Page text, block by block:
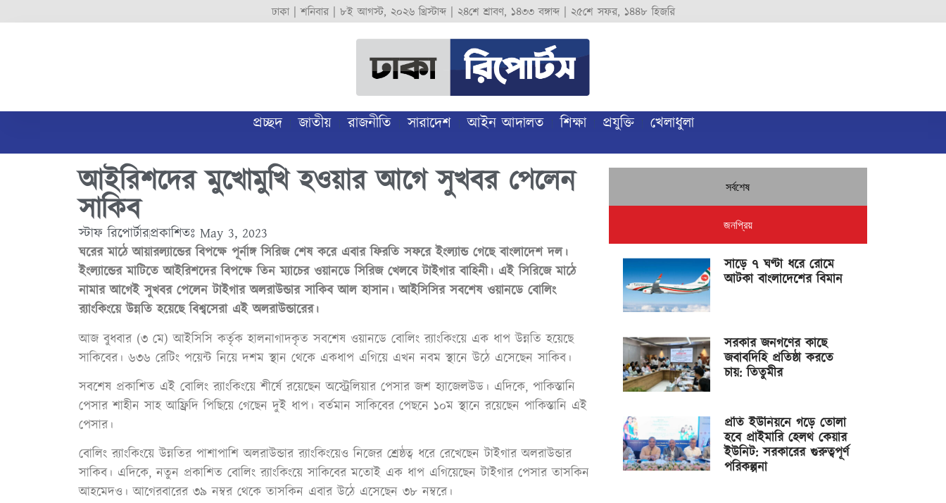
ঢাকা |শনিবার| ৮ই আগস্ট, ২০২৬ খ্রিস্টাব্দ| ২৪শে শ্রাবণ, ১৪৩৩ বঙ্গাব্দ| ২৫শে সফর, ১৪৪৮ হিজরি
প্রচ্ছদ জাতীয় রাজনীতি সারাদেশ আইন আদালত শিক্ষা প্রযুক্তি খেলাধুলা
আইরিশদের মুখোমুখি হওয়ার আগে সুখবর পেলেন
সাকিব
স্টাফ রিপোর্টারপ্রকাশিতঃ May 3, 2023
ঘরের মাঠে আয়ারল্যান্ডের বিপক্ষে পূর্নাঙ্গ সিরিজ শেষ করে এবার ফিরতি সফরে ইংল্যান্ড গেছে বাংলাদেশ দল।
ইংল্যান্ডের মাটিতে আইরিশদের বিপক্ষে তিন ম্যাচের ওয়ানডে সিরিজ খেলবে টাইগার বাহিনী। এই সিরিজে মাঠে
নামার আগেই সুখবর পেলেন টাইগার অলরাউন্ডার সাকিব আল হাসান। আইসিসির সবশেষ ওয়ানডে বোলিং
র‍্যাংকিংয়ে উন্নতি হয়েছে বিশ্বসেরা এই অলরাউন্ডারের।
আজ বুধবার (৩ মে) আইসিসি কর্তৃক হালনাগাদকৃত সবশেষ ওয়ানডে বোলিং র‍্যাংকিংয়ে এক ধাপ উন্নতি হয়েছে
সাকিবের। ৬৩৬ রেটিং পয়েন্ট নিয়ে দশম স্থান থেকে একধাপ এগিয়ে এখন নবম স্থানে উঠে এসেছেন সাকিব।
সবশেষ প্রকাশিত এই বোলিং র‍্যাংকিংয়ে শীর্ষে রয়েছেন অস্ট্রেলিয়ার পেসার জশ হ্যাজেলউড। এদিকে, পাকিস্তানি
পেসার শাহীন সাহ আফ্রিদি পিছিয়ে গেছেন দুই ধাপ। বর্তমান সাকিবের পেছনে ১০ম স্থানে রয়েছেন পাকিস্তানি এই
পেসার।
বোলিং র‍্যাংকিংয়ে উন্নতির পাশাপাশি অলরাউন্ডার র‍্যাংকিংয়েও নিজের শ্রেষ্ঠত্ব ধরে রেখেছেন টাইগার অলরাউন্ডার
সাকিব। এদিকে, নতুন প্রকাশিত বোলিং র‍্যাংকিংয়ে সাকিবের মতোই এক ধাপ এগিয়েছেন টাইগার পেসার তাসকিন
আহমেদও। আগেরবারের ৩৯ নম্বর থেকে তাসকিন এবার উঠে এসেছেন ৩৮ নম্বরে।
সর্বশেষ
জনপ্রিয়
সাড়ে ৭ ঘণ্টা ধরে রোমে
আটকা বাংলাদেশের বিমান
সরকার জনগণের কাছে
জবাবদিহি প্রতিষ্ঠা করতে
চায়: তিতুমীর
প্রতি ইউনিয়নে গড়ে তোলা
হবে প্রাইমারি হেলথ কেয়ার
ইউনিট: সরকারের গুরুত্বপূর্ণ
পরিকল্পনা